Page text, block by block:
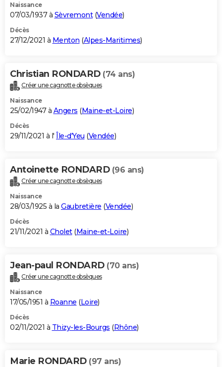
Naissance
07/03/1937 à Sèvremont(Vendée)
Décès
27/12/2021 à Menton (Alpes-Maritimes)
Christian RONDARD (74 ans)
Créer une cagnotte obsèques
Naissance
25/02/1947 à Angers (Maine-et-Loire)
Décès
29/11/2021 à l' Île-d'Yeu (Vendée)
Antoinette RONDARD (96 ans)
Créer une cagnotte obsèques
Naissance
28/03/1925 à la Gaubretière (Vendée)
Décès
21/11/2021 à Cholet(Maine-et-Loire)
Jean-paul RONDARD (70 ans)
Créer une cagnotte obsèques
Naissance
17/05/1951 à Roanne (Loire)
Décès
02/11/2021 à Thizy-les-Bourgs (Rhône)
Marie RONDARD (97 ans)